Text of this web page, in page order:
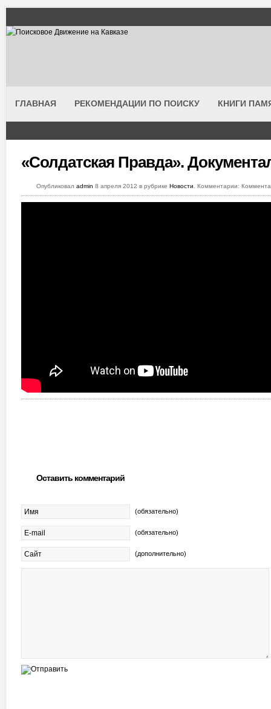
ГЛАВНАЯ РЕКОМЕНДАЦИИ ПО ПОИСКУ КНИГИ
«Солдатская Правда».
Опубликовал admin 8 апреля 2012 в рубрике Новости . Комментарии:
Оставить комментарий
(обязательно)
(обязательно)
(дополнительно)